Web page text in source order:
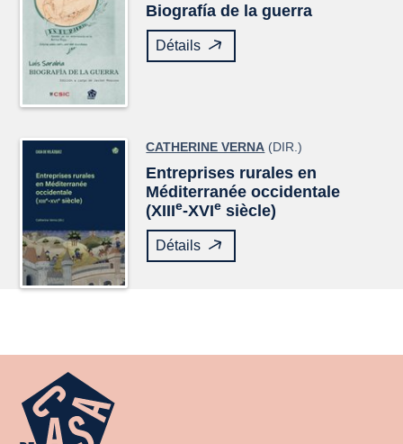
Biografía de la guerra
Détails
CATHERINE VERNA (DIR.)
Entreprises rurales en
Méditerranée occidentale
(XIIIe-XVIe siècle)
Détails